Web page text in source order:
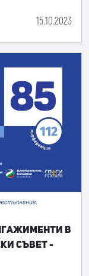
15.10.2023
в
съвет -